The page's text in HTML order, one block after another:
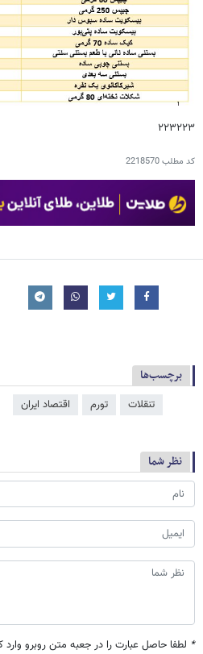
۲۲۳۲۲۳
کد مطلب2218570
برچسب‌ها
تنقلات تورم اقتصاد ایران
نظر شما
* لطفا حاصل عبارت را در جعبه متن روبرو وارد